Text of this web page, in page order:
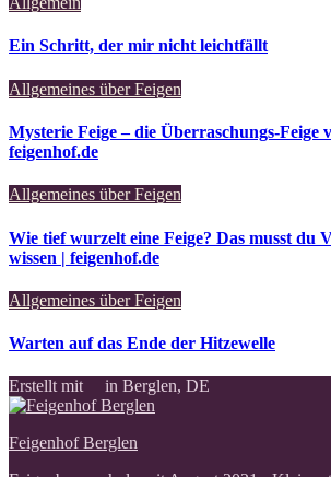
Ein Schritt, der mir nicht leichtfällt
Allgemeines über Feigen
Mysterie Feige – die Überraschungs-Feige
feigenhof.de
Allgemeines über Feigen
Wie tief wurzelt eine Feige? Das musst du
wissen | feigenhof.de
Allgemeines über Feigen
Warten auf das Ende der Hitzewelle
Erstellt mit in Berglen, DE
Feigenhof Berglen